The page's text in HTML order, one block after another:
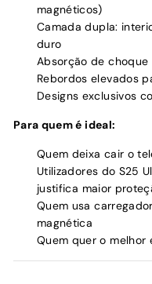
magnéticos)
Camada dupla:
duro
Absorção de
Rebordos elevados
Designs exclusivos
Para quem é ideal:
Quem deixa cair o
Utilizadores do S25
justifica maior
Quem usa
magnética
Quem quer o